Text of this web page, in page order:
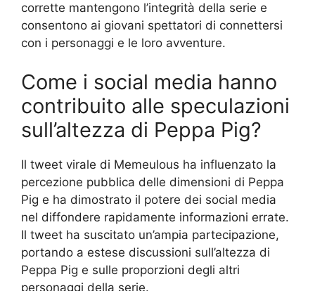
corrette mantengono l’integrità della serie e
consentono ai giovani spettatori di connettersi
con i personaggi e le loro avventure.
Come i social media hanno
contribuito alle speculazioni
sull’altezza di Peppa Pig?
Il tweet virale di Memeulous ha influenzato la
percezione pubblica delle dimensioni di Peppa
Pig e ha dimostrato il potere dei social media
nel diffondere rapidamente informazioni errate.
Il tweet ha suscitato un’ampia partecipazione,
portando a estese discussioni sull’altezza di
Peppa Pig e sulle proporzioni degli altri
personaggi della serie.